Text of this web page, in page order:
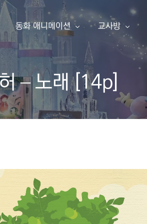
악
어
동화 애니메이션
아이눈 동영상
동화 애니메이션
교사방
교사 회원가입
교사 등업신청
교실 한글
연간교육계획안
쓰기 추가
– 노래 [14p]